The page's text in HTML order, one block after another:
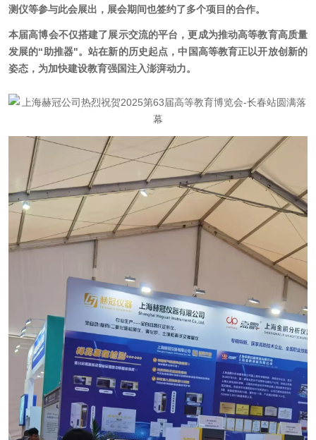
测仪等参与此会展出，展会期间也签约了多个项目的合作。
本届高博会不仅搭建了展示交流的平台，更成为推动高等教育高质量
发展的“助推器"。站在新的历史起点，中国高等教育正以开放创新的
姿态，为加快建设教育强国注入澎湃动力。